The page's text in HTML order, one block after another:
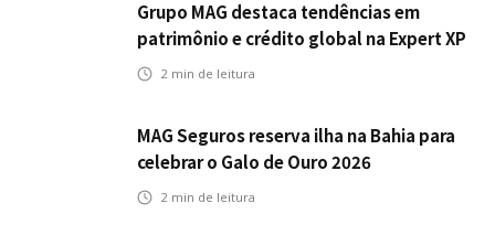
Grupo MAG destaca tendências em
patrimônio e crédito global na Expert XP
2026
2 min de leitura
MAG Seguros reserva ilha na Bahia para
celebrar o Galo de Ouro 2026
2 min de leitura